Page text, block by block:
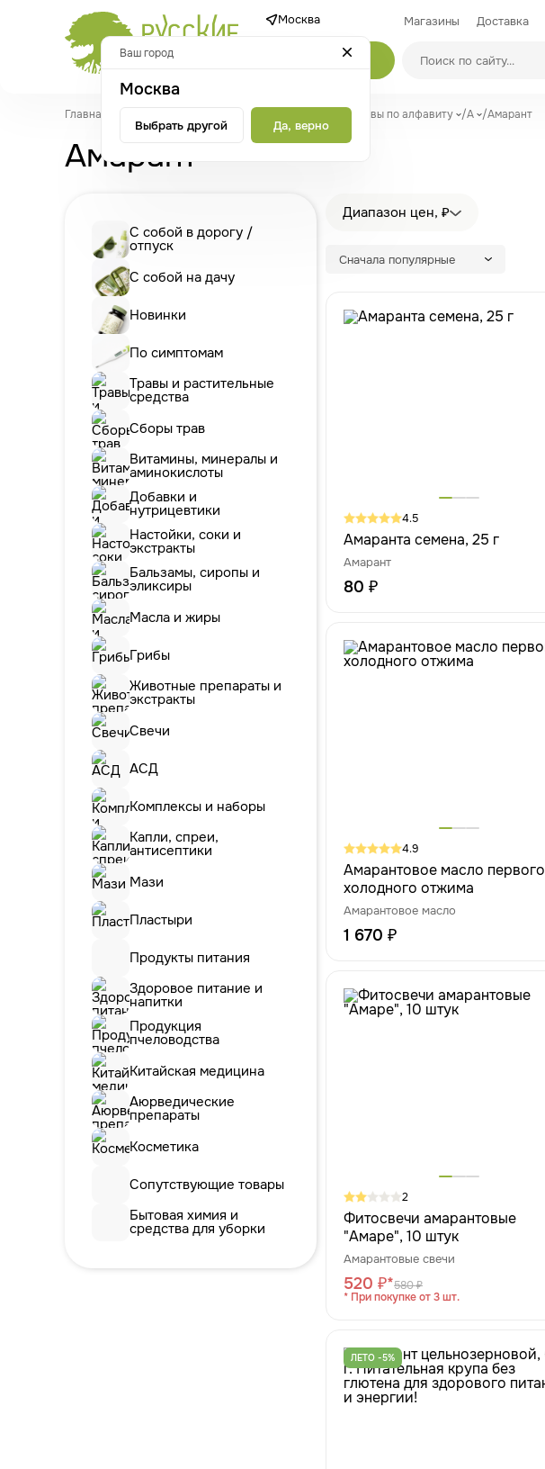
Москва Магазины Доставка
Производители
Каталог
Главная Травы и растительные средства / Травы по алфавиту /А /Амарант
Амарант
С собой в дорогу /
отпуск
С собой на дачу
Новинки
По симптомам
Травы и растительные
средства
Сборы трав
Витамины, минералы и
аминокислоты
Добавки и
нутрицевтики
Настойки, соки и
экстракты
Бальзамы, сиропы и
эликсиры
Масла и жиры
Грибы
Животные препараты и
экстракты
Свечи
АСД
Комплексы и наборы
Капли, спреи,
антисептики
Мази
Пластыри
Продукты питания
Здоровое питание и
напитки
Продукция
пчеловодства
Китайская медицина
Аюрведические
препараты
Косметика
Сопутствующие товары
Бытовая химия и
средства для уборки
Диапазон цен, ₽
Сначала популярные
4.5
Амаранта семена, 25 г
Амарант
80 ₽
4.9
Амарантовое масло первого
холодного отжима
Амарантовое масло
1 670 ₽
2
Фитосвечи амарантовые
"Амаре", 10 штук
Амарантовые свечи
520 ₽*580 ₽
* При покупке от 3 шт.
ЛЕТО -5%
Ваш город
Москва
Выбрать другой Да, верно